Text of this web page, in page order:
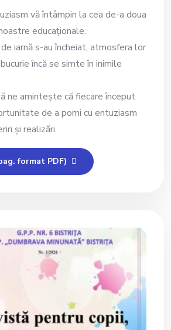
vă întâmpin la cea de-a doua
educaționale.
iarnă s-au încheiat, atmosfera lor
încă se simte în inimile
ne amintește că fiecare început
de a porni cu entuziasm
și realizări.
format PDF)